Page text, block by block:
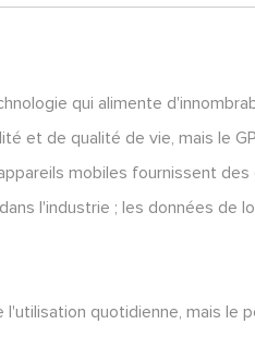
qui alimente
et de qualité de vie, mais le
mobiles fournissent
l'industrie ; les données de
quotidienne, mais le